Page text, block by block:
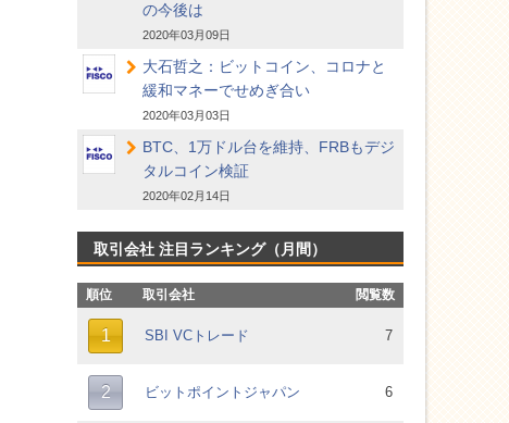
の今後は
2020年03月09日
大石哲之：ビットコイン、コロナと
緩和マネーでせめぎ合い
2020年03月03日
BTC、1万ドル台を維持、FRBもデジ
タルコイン検証
2020年02月14日
取引会社 注目ランキング（月間）